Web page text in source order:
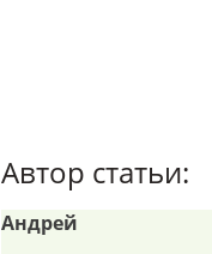
Автор статьи:
Андрей